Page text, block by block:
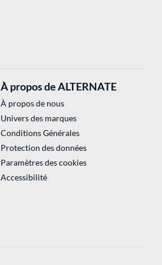
À propos de ALTERNATE
À propos de nous
Univers des marques
Conditions Générales
Protection des données
Paramètres des cookies
Accessibilité